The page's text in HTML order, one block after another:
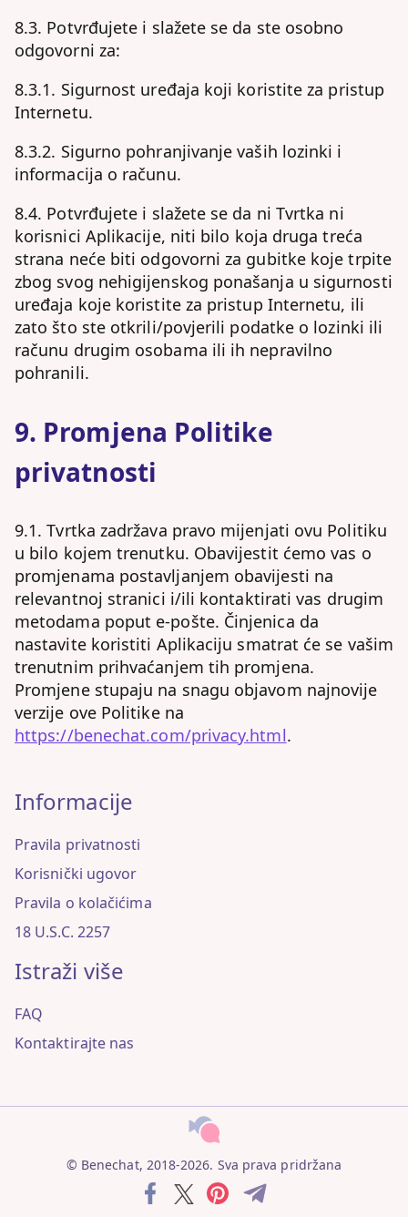
8.3. Potvrđujete i slažete se da ste osobno
odgovorni za:
8.3.1. Sigurnost uređaja koji koristite za pristup
Internetu.
8.3.2. Sigurno pohranjivanje vaših lozinki i
informacija o računu.
8.4. Potvrđujete i slažete se da ni Tvrtka ni
korisnici Aplikacije, niti bilo koja druga treća
strana neće biti odgovorni za gubitke koje trpite
zbog svog nehigijenskog ponašanja u sigurnosti
uređaja koje koristite za pristup Internetu, ili
zato što ste otkrili/povjerili podatke o lozinki ili
računu drugim osobama ili ih nepravilno
pohranili.
9. Promjena Politike
privatnosti
9.1. Tvrtka zadržava pravo mijenjati ovu Politiku
u bilo kojem trenutku. Obavijestit ćemo vas o
promjenama postavljanjem obavijesti na
relevantnoj stranici i/ili kontaktirati vas drugim
metodama poput e-pošte. Činjenica da
nastavite koristiti Aplikaciju smatrat će se vašim
trenutnim prihvaćanjem tih promjena.
Promjene stupaju na snagu objavom najnovije
verzije ove Politike na
https://benechat.com/privacy.html.
Informacije
Pravila privatnosti
Korisnički ugovor
Pravila o kolačićima
18 U.S.C. 2257
Istraži više
FAQ
Kontaktirajte nas
© Benechat, 2018-2026. Sva prava pridržana